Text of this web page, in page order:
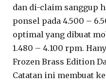
dan di-claim sanggup
ponsel pada 4.500 –
optimal yang dibuat
1.480 – 4.100 rpm.
Frozen Brass Edition
Catatan ini membuat